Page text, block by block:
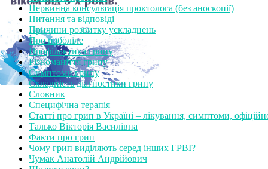
Первинна консультація проктолога (без аноскопії)
Питання та відповіді
Причини розвитку ускладнень
Про наболіле
Профілактика грипу
Різноманіття грипу
Симптоми грипу
Складність діагностики грипу
Словник
Специфічна терапія
Статті про грип в Україні – лікування, симптоми,
Талько Вікторія Василівна
Факти про грип
Чому грип виділяють серед інших ГРВІ?
Чумак Анатолій Андрійович